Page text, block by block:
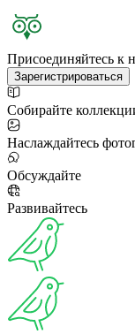
Присоединяйтесь к
Зарегистрироваться
Собирайте
Наслаждайтесь
Обсуждайте
Развивайтесь